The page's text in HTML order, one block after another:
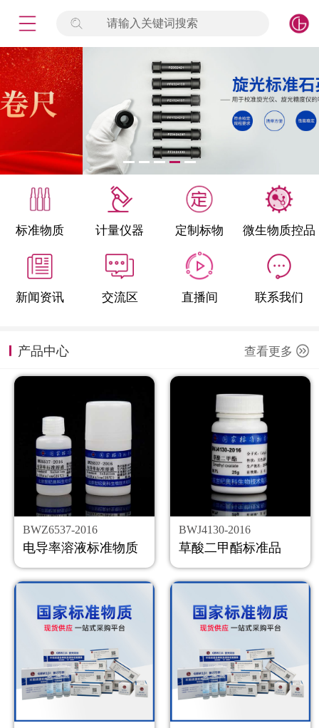
请输入关键词搜索
标准物质 计量仪器 定制标物 微生物质控品
新闻资讯 交流区 直播间 联系我们
产品中心 查看更多
BWZ6537-2016
电导率溶液标准物质
BWJ4130-2016
草酸二甲酯标准品
点击登录
签到
标准物质
产品专项
微生物检测/质控品
定制标物
定制仪器
新闻资讯
公司主页
购物车
会员中心
联系我们
返回主页